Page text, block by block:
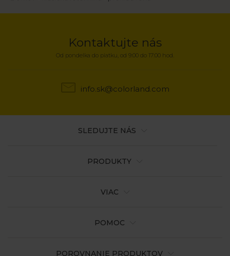
Kontaktujte nás
Od pondelka do piatku, od 9:00 do 17:00 hod.
info.sk@colorland.com
PRODUKTY
VIAC
POMOC
POROVNANIE PRODUKTOV
SLEDUJTE NÁS